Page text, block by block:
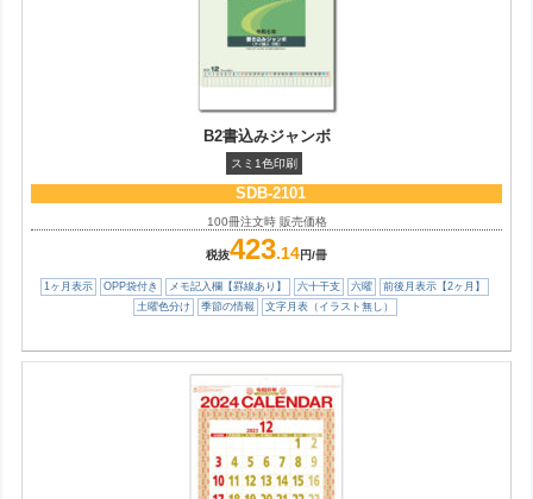
B2書込みジャンボ
スミ1色印刷
SDB-2101
100冊注文時 販売価格
税抜423.14円/冊
1ヶ月表示 OPP袋付き メモ記入欄【罫線あり】 六十干支 六曜
前後月表示【2ヶ月】
土曜色分け
季節の情報 文字月表（イラスト無し）